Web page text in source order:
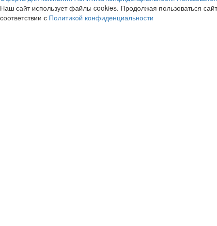
Наш сайт использует файлы cookies. Продолжая пользоваться
соответствии с Политикой конфиденциальности